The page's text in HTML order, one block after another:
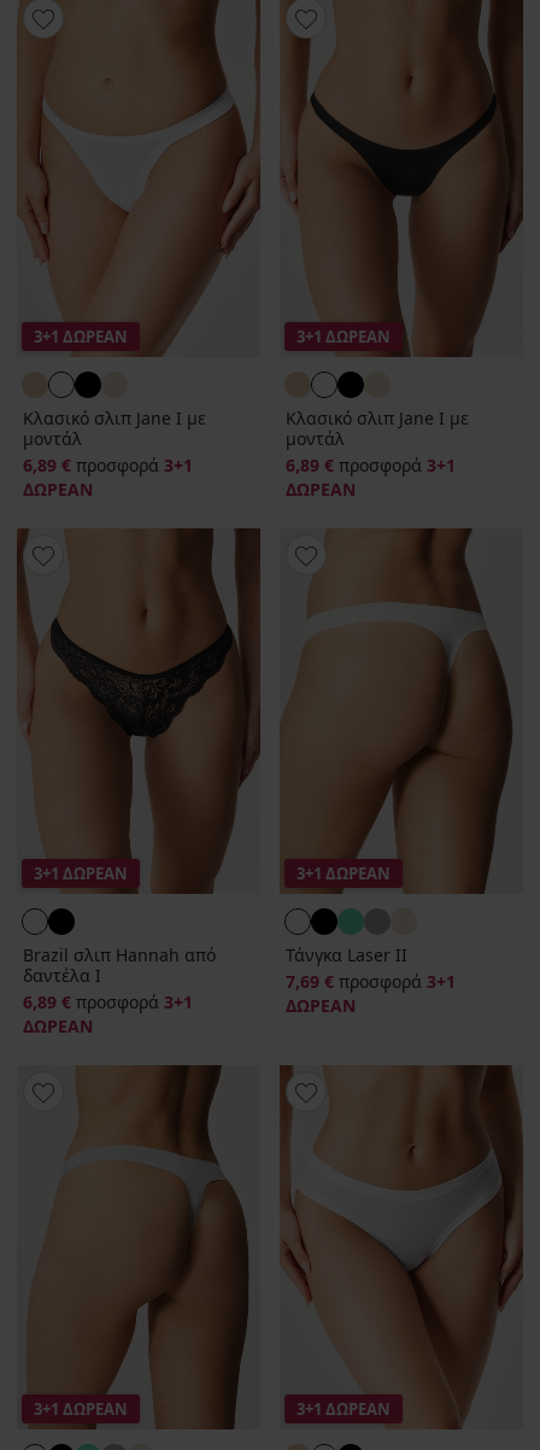
3+1 ΔΩΡΕΑΝ
Κλασικό σλιπ Jane Ι με
μοντάλ
6,89 € προσφορά 3+1
ΔΩΡΕΑΝ
3+1 ΔΩΡΕΑΝ
Κλασικό σλιπ Jane Ι με
μοντάλ
6,89 € προσφορά 3+1
ΔΩΡΕΑΝ
3+1 ΔΩΡΕΑΝ
Brazil σλιπ Hannah από
δαντέλα Ι
6,89 € προσφορά 3+1
ΔΩΡΕΑΝ
3+1 ΔΩΡΕΑΝ
Τάνγκα Laser ΙΙ
7,69 € προσφορά 3+1
ΔΩΡΕΑΝ
3+1 ΔΩΡΕΑΝ 3+1 ΔΩΡΕΑΝ